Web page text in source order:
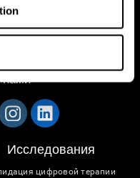
нами
Исследования
цифровой терапии